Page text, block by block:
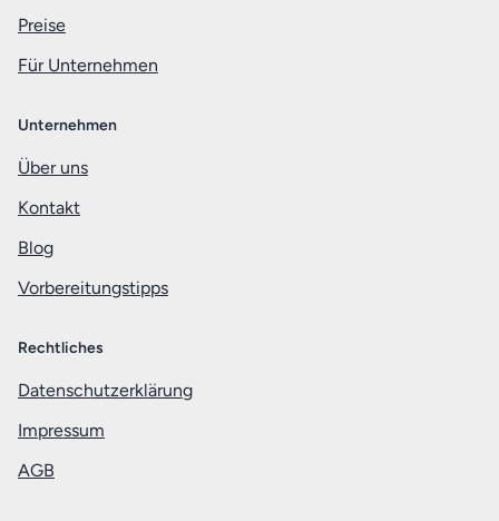
Preise
Für Unternehmen
Unternehmen
Über uns
Kontakt
Blog
Vorbereitungstipps
Rechtliches
Datenschutzerklärung
Impressum
AGB